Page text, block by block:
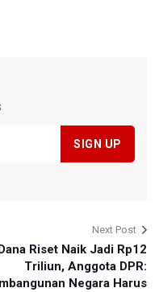
Next Post
Riset Naik Jadi Rp12
Triliun, Anggota DPR:
Negara Harus